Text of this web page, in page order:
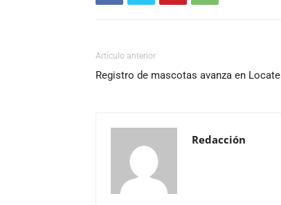
Artículo anterior
Registro de mascotas avanza en Locatel
Redacción